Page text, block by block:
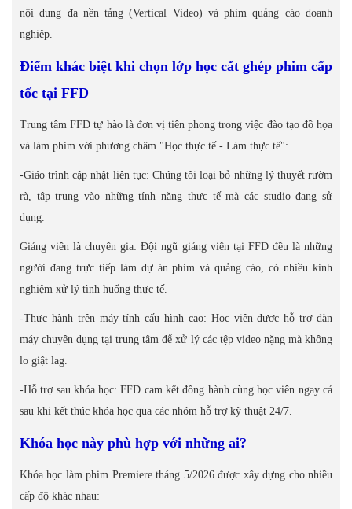
nội dung đa nền tảng (Vertical Video) và phim quảng cáo doanh
nghiệp.
Điểm khác biệt khi chọn lớp học cắt ghép phim cấp
tốc tại FFD
Trung tâm FFD tự hào là đơn vị tiên phong trong việc đào tạo đồ họa
và làm phim với phương châm "Học thực tế - Làm thực tế":
-Giáo trình cập nhật liên tục: Chúng tôi loại bỏ những lý thuyết rườm
rà, tập trung vào những tính năng thực tế mà các studio đang sử
dụng.
Giảng viên là chuyên gia: Đội ngũ giảng viên tại FFD đều là những
người đang trực tiếp làm dự án phim và quảng cáo, có nhiều kinh
nghiệm xử lý tình huống thực tế.
-Thực hành trên máy tính cấu hình cao: Học viên được hỗ trợ dàn
máy chuyên dụng tại trung tâm để xử lý các tệp video nặng mà không
lo giật lag.
-Hỗ trợ sau khóa học: FFD cam kết đồng hành cùng học viên ngay cả
sau khi kết thúc khóa học qua các nhóm hỗ trợ kỹ thuật 24/7.
Khóa học này phù hợp với những ai?
Khóa học làm phim Premiere tháng 5/2026 được xây dựng cho nhiều
cấp độ khác nhau: